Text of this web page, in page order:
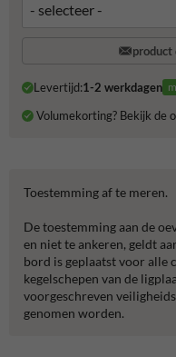
product
Levertijd:1-2 werkdagen
Volumekorting? Bekijk de
Toestemming af te meren.
De toestemming aan de
en niet te ankeren, geldt
bord is geplaatst voor alle
kegelschepen van de
voorgeschreven
genomen worden.